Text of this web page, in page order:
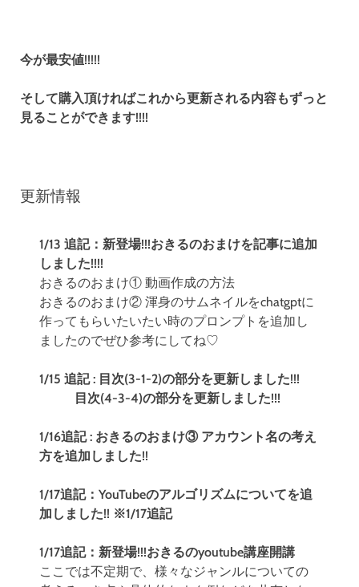
今が最安値!!!!!
そして購入頂ければこれから更新される内容もずっと
見ることができます!!!!
更新情報
1/13 追記：新登場!!!おきるのおまけを記事に追加
しました!!!!
おきるのおまけ① 動画作成の方法
おきるのおまけ② 渾身のサムネイルをchatgptに
作ってもらいたいたい時のプロンプトを追加し
ましたのでぜひ参考にしてね♡
1/15 追記 : 目次(3-1-2)の部分を更新しました!!!
目次(4-3-4)の部分を更新しました!!!
1/16追記 : おきるのおまけ③ アカウント名の考え
方を追加しました!!
1/17追記：YouTubeのアルゴリズムについてを追
加しました!! ※1/17追記
1/17追記：新登場!!!おきるのyoutube講座開講
ここでは不定期で、様々なジャンルについての